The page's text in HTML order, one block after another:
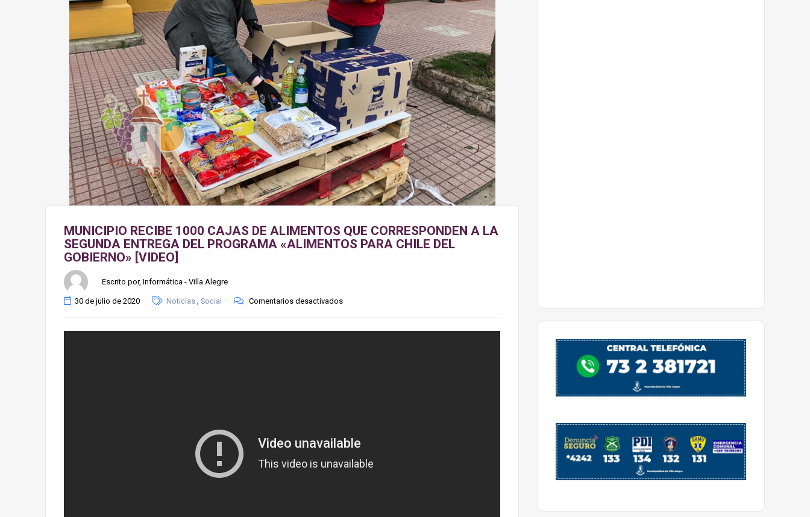
MUNICIPIO RECIBE 1000 CAJAS DE ALIMENTOS QUE CORRESPONDEN A LA
SEGUNDA ENTREGA DEL PROGRAMA «ALIMENTOS PARA CHILE DEL
GOBIERNO» [VIDEO]
Escrito por, Informática - Villa Alegre
30 de julio de 2020 Noticias , Social Comentarios desactivados